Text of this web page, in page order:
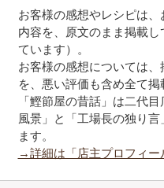
お客様の感想やレシピは
内容を、原文のまま掲載
ています）。
お客様の感想については
を、悪い評価も含め全て掲
「鰹節屋の昔話」は二代
風景」と「工場長の独り
ます。
→詳細は「店主プロフィー